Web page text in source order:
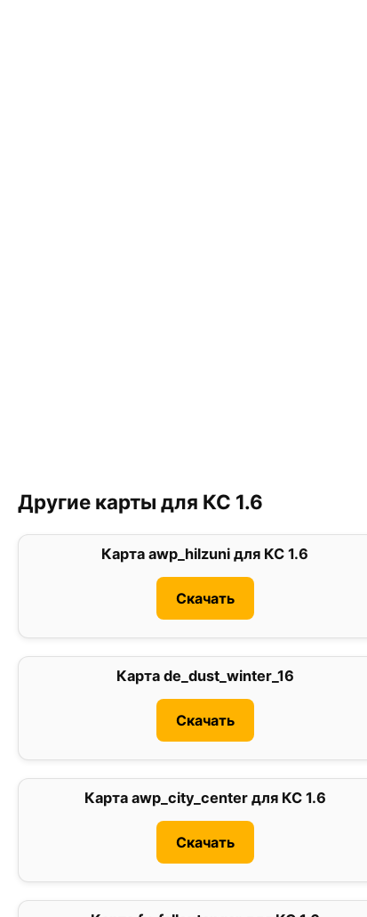
Другие карты для КС 1.6
Карта awp_hilzuni для КС 1.6
Скачать
Карта de_dust_winter_16
Скачать
Карта awp_city_center для КС 1.6
Скачать